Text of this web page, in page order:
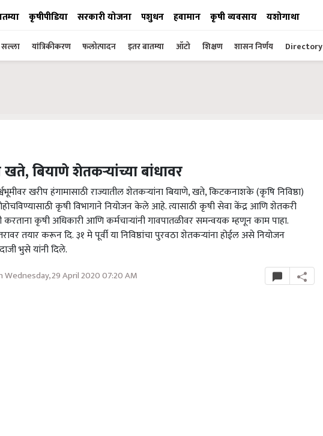
कृषीपीडिया सरकारी योजना पशुधन हवामान कृषी व्यवसाय यशोगाथा
यांत्रिकीकरण फलोत्पादन इतर बातम्या ऑटो शिक्षण शासन निर्णय Directory
खते, बियाणे शेतकऱ्यांच्या बांधावर
खरीप हंगामासाठी राज्यातील शेतकऱ्यांना बियाणे, खते, किटकनाशके (कृषि निविष्ठा)
कृषी विभागाने नियोजन केले आहे. त्यासाठी कृषी सेवा केंद्र आणि शेतकरी
करताना कृषी अधिकारी आणि कर्मचाऱ्यांनी गावपातळीवर समन्वयक म्हणून काम पाहा.
तयार करून दि. ३१ मे पूर्वी या निविष्ठांचा पुरवठा शेतकऱ्यांना होईल असे नियोजन
भुसे यांनी दिले.
Wednesday, 29 April 2020 07:20 AM